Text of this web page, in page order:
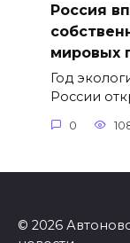
Россия
мировых
Год
России
0
© 2026